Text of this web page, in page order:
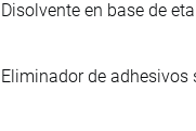
Disolvente en base de
Eliminador de